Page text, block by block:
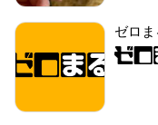
ゼロま